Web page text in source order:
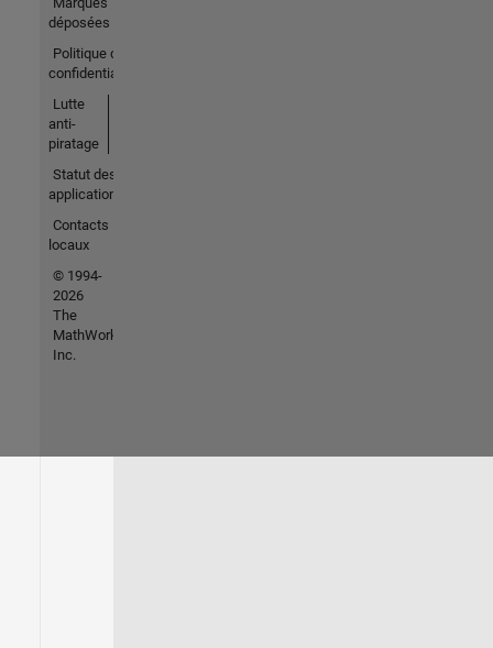
déposées
Politique de
confidentialité
Lutte
anti-
piratage
Statut des
applications
Contacts
locaux
© 1994-
2026
The
MathWorks,
Inc.